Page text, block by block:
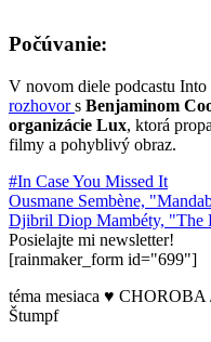
Počúvanie:
V novom diele podcastu
rozhovors Benjaminom
organizácie Lux, ktorá
filmy a pohyblivý obraz.
#In Case You Missed It
Ousmane Sembène,
Djibril Diop Mambéty, "The
Posielajte mi newsletter!
[rainmaker_form id="699"]
téma mesiaca ♥ CHOROBA
Štumpf